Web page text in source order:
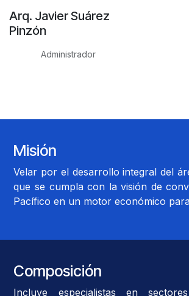
Arq. Javier Suárez
Pinzón
Administrador
Misión
Velar por el desarrollo integral del
que se cumpla con la visión de
Pacífico en un motor económico
Composición
Incluye especialistas en